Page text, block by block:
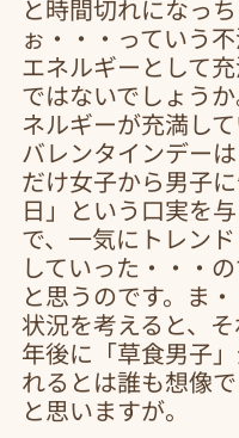
と時間切れになっ
ぉ・・・っていう
エネルギーとして
ではないでしょう
ネルギーが充満して
バレンタインデー
だけ女子から男子
日」という口実を
で、一気にトレン
していった・・・
と思うのです。ま
状況を考えると、
年後に「草食男子
れるとは誰も想像
と思いますが。